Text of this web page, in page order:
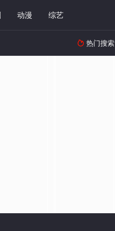
动漫 综艺
 热门搜索